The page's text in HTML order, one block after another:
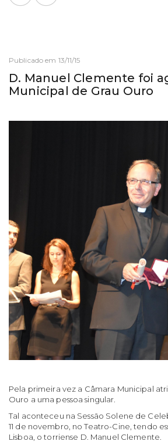
Publicado em 13/11/15
D. Manuel Clemente foi
Municipal de Grau Ouro
Pela primeira vez a Câmara Municipal
Ouro a uma pessoa singular.
Tal aconteceu na Sessão Solene de
11 de novembro, no Teatro-Cine, tendo
Lisboa, o torriense D. Manuel Clemente.